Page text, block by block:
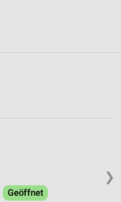
❯
Geöffnet